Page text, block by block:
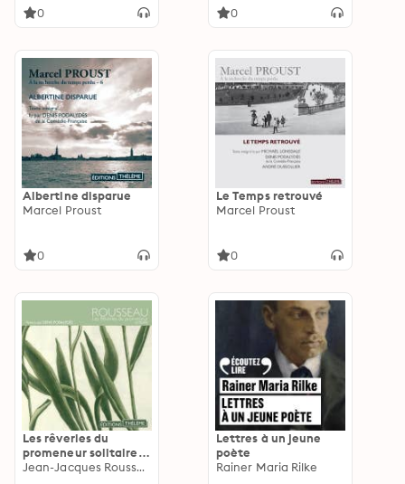
0 0
Albertine disparue
Marcel Proust
0
Le Temps retrouvé
Marcel Proust
0
Les rêveries du
promeneur solitaire –
Promenades I à V
Jean-Jacques Rousseau
Lettres à un jeune
poète
Rainer Maria Rilke